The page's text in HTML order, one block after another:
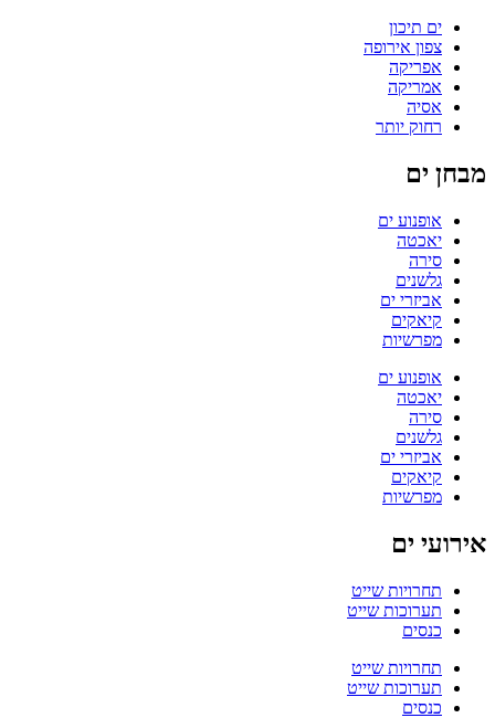
ים תיכון
צפון אירופה
אפריקה
אמריקה
אסיה
רחוק יותר
מבחן ים
אופנוע ים
יאכטה
סירה
גלשנים
אביזרי ים
קיאקים
מפרשיות
אופנוע ים
יאכטה
סירה
גלשנים
אביזרי ים
קיאקים
מפרשיות
אירועי ים
תחרויות שייט
תערוכות שייט
כנסים
תחרויות שייט
תערוכות שייט
כנסים